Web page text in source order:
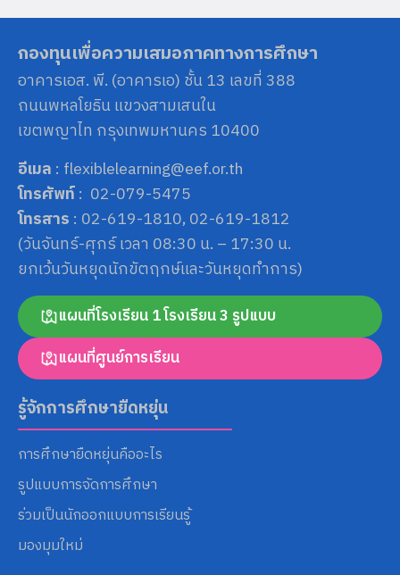
กองทุนเพื่อความเสมอภาคทางการศึกษา
อาคารเอส. พี. (อาคารเอ) ชั้น 13 เลขที่ 388
ถนนพหลโยธิน แขวงสามเสนใน
เขตพญาไท กรุงเทพมหานคร 10400
อีเมล : flexiblelearning@eef.or.th
โทรศัพท์: 02-079-5475
โทรสาร : 02-619-1810, 02-619-1812
(วันจันทร์-ศุกร์ เวลา 08:30 น. – 17:30 น.
ยกเว้นวันหยุดนักขัตฤกษ์และวันหยุดทำการ)
แผนที่โรงเรียน 1 โรงเรียน 3 รูปแบบ
แผนที่ศูนย์การเรียน
รู้จักการศึกษายืดหยุ่น
การศึกษายืดหยุ่นคืออะไร
รูปแบบการจัดการศึกษา
ร่วมเป็นนักออกแบบการเรียนรู้
มองมุมใหม่